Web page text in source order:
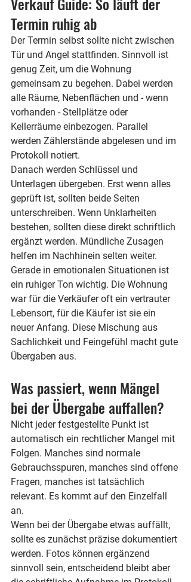
Termin ruhig ab
Der Termin selbst sollte nicht zwischen
Tür und Angel stattfinden. Sinnvoll ist
genug Zeit, um die Wohnung
gemeinsam zu begehen. Dabei werden
alle Räume, Nebenflächen und - wenn
vorhanden - Stellplätze oder
Kellerräume einbezogen. Parallel
werden Zählerstände abgelesen und im
Protokoll notiert.
Danach werden Schlüssel und
Unterlagen übergeben. Erst wenn alles
geprüft ist, sollten beide Seiten
unterschreiben. Wenn Unklarheiten
bestehen, sollten diese direkt schriftlich
ergänzt werden. Mündliche Zusagen
helfen im Nachhinein selten weiter.
Gerade in emotionalen Situationen ist
ein ruhiger Ton wichtig. Die Wohnung
war für die Verkäufer oft ein vertrauter
Lebensort, für die Käufer ist sie ein
neuer Anfang. Diese Mischung aus
Sachlichkeit und Feingefühl macht gute
Übergaben aus.
Was passiert, wenn Mängel
bei der Übergabe auffallen?
Nicht jeder festgestellte Punkt ist
automatisch ein rechtlicher Mangel mit
Folgen. Manches sind normale
Gebrauchsspuren, manches sind offene
Fragen, manches ist tatsächlich
relevant. Es kommt auf den Einzelfall
an.
Wenn bei der Übergabe etwas auffällt,
sollte es zunächst präzise dokumentiert
werden. Fotos können ergänzend
sinnvoll sein, entscheidend bleibt aber